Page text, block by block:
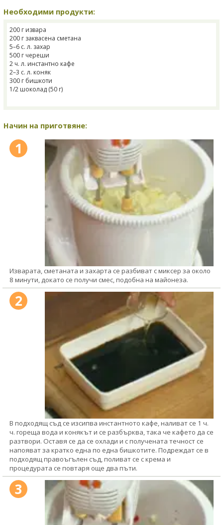
Необходими продукти:
200 г извара
200 г заквасена сметана
5–6 с. л. захар
500 г череши
2 ч. л. инстантно кафе
2–3 с. л. коняк
300 г бишкоти
1/2 шоколад (50 г)
Начин на приготвяне:
1
Изварата, сметаната и захарта се разбиват с миксер за около
8 минути, докато се получи смес, подобна на майонеза.
2
В подходящ съд се изсипва инстантното кафе, наливат се 1 ч.
ч. гореща вода и конякът и се разбърква, така че кафето да се
разтвори. Оставя се да се охлади и с получената течност се
напояват за кратко една по една бишкотите. Подреждат се в
подходящ правоъгълен съд, поливат се с крема и
процедурата се повтаря още два пъти.
3